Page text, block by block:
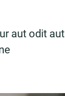
aut odit aut